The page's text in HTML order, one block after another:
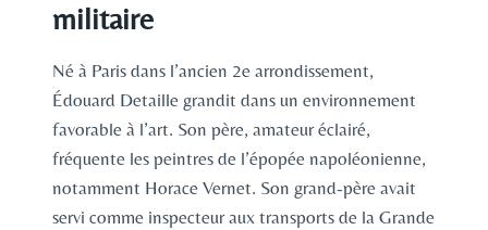
militaire
Né à Paris dans l’ancien 2e arrondissement,
Édouard Detaille grandit dans un environnement
favorable à l’art. Son père, amateur éclairé,
fréquente les peintres de l’épopée napoléonienne,
notamment Horace Vernet. Son grand-père avait
servi comme inspecteur aux transports de la Grande